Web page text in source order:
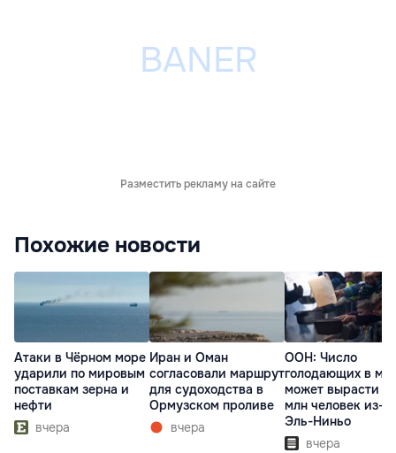
Разместить рекламу на сайте
Похожие новости
Атаки в Чёрном море
ударили по мировым
поставкам зерна и
нефти
вчера
Иран и Оман
согласовали маршрут
для судоходства в
Ормузском проливе
вчера
ООН: Число
голодающих в
может вырасти
млн человек из-за
Эль-Ниньо
вчера